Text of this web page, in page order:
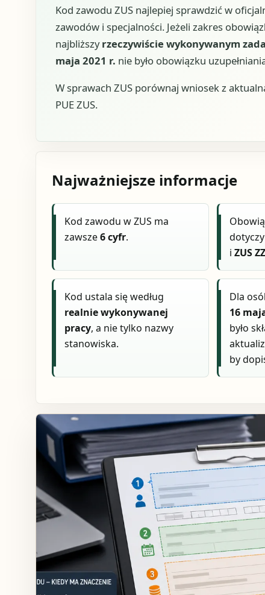
Kod zawodu ZUS najlepiej sprawdzić w
zawodów i specjalności. Jeżeli zakres
najbliższyrzeczywiście wykonywanym
maja 2021 r. nie było obowiązku
W sprawach ZUS porównaj wniosek z
PUE ZUS.
Najważniejsze informacje
Kod zawodu w ZUS ma
zawsze6 cyfr.
iZUS
Kod ustala się według
realnie wykonywanej
pracy, a nie tylko nazwy
stanowiska.
Dla
16
było
by